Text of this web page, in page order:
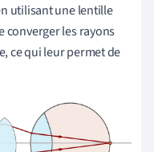
utilisant une lentille
converger les rayons
ce qui leur permet de